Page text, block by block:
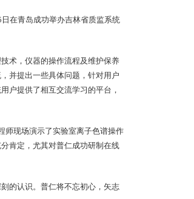
在青岛成功举办吉林省质监系统
术，仪器的操作流程及维护保养
并提出一些具体问题，针对用户
户提供了相互交流学习的平台，
师现场演示了实验室离子色谱操作
肯定，尤其对普仁成功研制在线
的认识。普仁将不忘初心，矢志